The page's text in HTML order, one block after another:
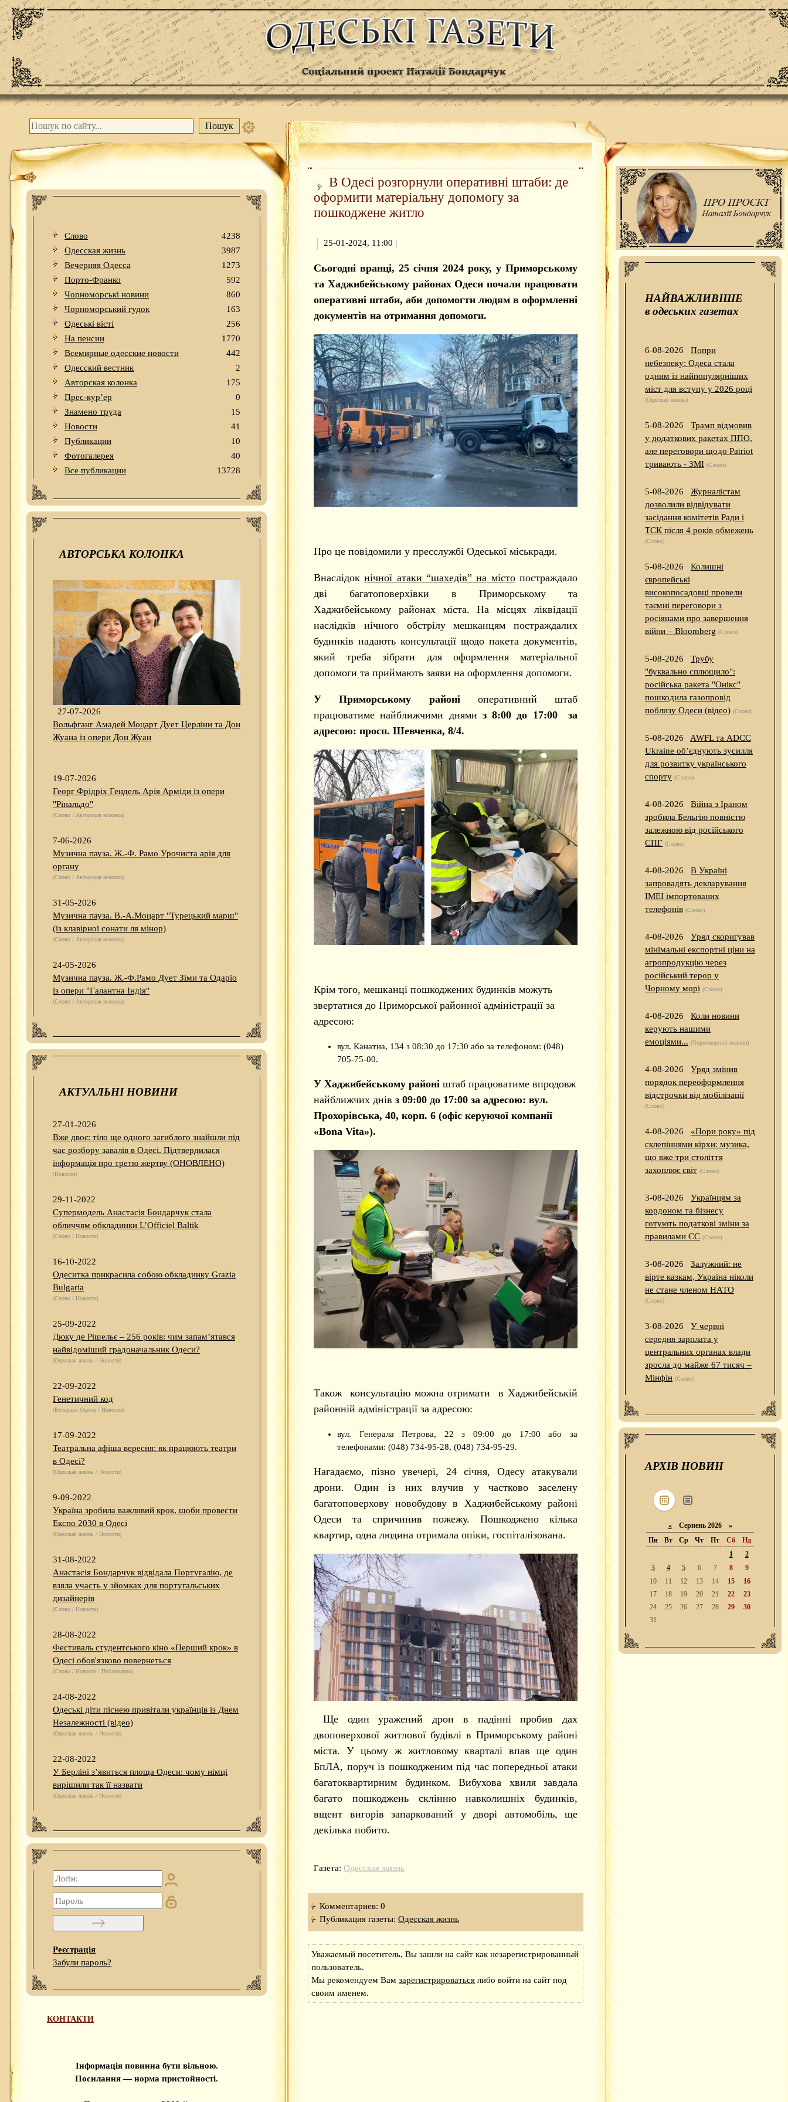
Слово
4238
Одесская жизнь
3987
Вечерняя Одесса
1273
Порто-Франко
592
Чорноморські новини
860
Чорноморський гудок
163
Одеськi вiстi
256
На пенсии
1770
Всемирные одесские новости
442
Одесский вестник
2
Авторская колонка
175
Прес-кур’ер
0
Знамено труда
15
Новости
41
Публикации
10
Фотогалерея
40
Все публикации
13728
АВТОРСЬКА КОЛОНКА
27-07-2026
Вольфганг Амадей Моцарт Дует Церліни та Дон
Жуана із опери Дон Жуан
19-07-2026
Георг Фрідріх Гендель Арія Арміди із опери
"Рінальдо"
(Слово / Авторская колонка)
7-06-2026
Музична пауза. Ж.-Ф. Рамо Урочиста арія для
органу
(Слово / Авторская колонка)
31-05-2026
Музична пауза. В.-А.Моцарт "Турецький марш"
(із клавірної сонати ля мінор)
(Слово / Авторская колонка)
24-05-2026
Музична пауза. Ж.-Ф.Рамо Дует Зіми та Одаріо
із опери "Галантна Індія"
(Слово / Авторская колонка)
АКТУАЛЬНІ НОВИНИ
27-01-2026
Вже двоє: тіло ще одного загиблого знайшли під
час розбору завалів в Одесі. Підтвердилася
інформація про третю жертву (ОНОВЛЕНО)
(Новости)
29-11-2022
Супермодель Анастасія Бондарчук стала
обличчям обкладинки L’Officiel Baltik
(Слово / Новости)
16-10-2022
Одеситка прикрасила собою обкладинку Grazia
Bulgaria
(Слово / Новости)
25-09-2022
Дюку де Рішельє – 256 років: чим запам’ятався
найвідоміший градоначальник Одеси?
(Одесская жизнь / Новости)
22-09-2022
Генетичний код
(Вечерняя Одесса / Новости)
17-09-2022
Театральна афіша вересня: як працюють театри
в Одесі?
(Одесская жизнь / Новости)
9-09-2022
Україна зробила важливий крок, щоби провести
Експо 2030 в Одесі
(Одесская жизнь / Новости)
31-08-2022
Анастасія Бондарчук відвідала Португалію, де
взяла участь у зйомках для португальських
дизайнерів
(Слово / Новости)
28-08-2022
Фестиваль студентського кіно «Перший крок» в
Одесі обов'язково повернеться
(Слово / Новости / Публикации)
24-08-2022
Одеські діти піснею привітали українців із Днем
Незалежності (відео)
(Одесская жизнь / Новости)
22-08-2022
У Берліні з’явиться площа Одеси: чому німці
вирішили так її назвати
(Одесская жизнь / Новости)
Реєстрація
Забули пароль?
КОНТАКТИ
Інформація повинна бути вільною.
Посилання — норма пристойності.
В Одесі розгорнули оперативні штаби: де
оформити матеріальну допомогу за
пошкоджене житло
25-01-2024, 11:00 |
Сьогодні вранці, 25 січня 2024 року, у Приморському
та Хаджибейському районах Одеси почали працювати
оперативні штаби, аби допомогти людям в оформленні
документів на отримання допомоги.
Про це повідомили у пресслужбі Одеської міськради.
Внаслідок нічної атаки “шахедів” на місто постраждало
дві багатоповерхівки в Приморському та
Хаджибейському районах міста. На місцях ліквідації
наслідків нічного обстрілу мешканцям постраждалих
будинків надають консультації щодо пакета документів,
який треба зібрати для оформлення матеріальної
допомоги та приймають заяви на оформлення допомоги.
У Приморському районі
оперативний штаб
працюватиме найближчими днями з 8:00 до 17:00 за
адресою: просп. Шевченка, 8/4.
Крім того, мешканці пошкоджених будинків можуть
звертатися до Приморської районної адміністрації за
адресою:
вул. Канатна, 134 з 08:30 до 17:30 або за телефоном: (048)
705-75-00.
У Хаджибейському районі штаб працюватиме впродовж
найближчих днів з 09:00 до 17:00 за адресою: вул.
Прохорівська, 40, корп. 6 (офіс керуючої компанії
«Bona Vita»).
Також консультацію можна отримати в Хаджибейській
районній адміністрації за адресою:
вул. Генерала Петрова, 22 з 09:00 до 17:00 або за
телефонами: (048) 734-95-28, (048) 734-95-29.
Нагадаємо, пізно увечері, 24 січня, Одесу атакували
дрони. Один із них влучив у частково заселену
багатоповерхову новобудову в Хаджибейському районі
Одеси та спричинив пожежу. Пошкоджено кілька
квартир, одна людина отримала опіки, госпіталізована.
Ще один уражений дрон в падінні пробив дах
двоповерхової житлової будівлі в Приморському районі
міста. У цьому ж житловому кварталі впав ще один
БпЛА, поруч із пошкодженим під час попередньої атаки
багатоквартирним будинком. Вибухова хвиля завдала
багато пошкоджень склінню навколишніх будинків,
вщент вигорів запаркований у дворі автомобіль, ще
декілька побито.
Газета: Одесская жизнь
Комментариев: 0
Публикация газеты: Одесская жизнь
Уважаемый посетитель, Вы зашли на сайт как незарегистрированный
пользователь.
Мы рекомендуем Вам зарегистрироваться либо войти на сайт под
своим именем.
НАЙВАЖЛИВІШЕ
в одеських газетах
6-08-2026
Попри
небезпеку: Одеса стала
одним із найпопулярніших
міст для вступу у 2026 році
(Одесская жизнь)
5-08-2026
Трамп відмовив
у додаткових ракетах ППО,
але переговори щодо Patriot
тривають - ЗМІ (Слово)
5-08-2026
Журналістам
дозволили відвідувати
засідання комітетів Ради і
ТСК після 4 років обмежень
(Слово)
5-08-2026
Колишні
європейські
високопосадовці провели
таємні переговори з
росіянами про завершення
війни – Bloomberg (Слово)
5-08-2026
Трубу
"буквально сплющило":
російська ракета "Онікс"
пошкодила газопровід
поблизу Одеси (відео) (Слово)
5-08-2026
AWFL та ADCC
Ukraine об’єднують зусилля
для розвитку українського
спорту (Слово)
4-08-2026
Війна з Іраном
зробила Бельгію повністю
залежною від російського
СПГ (Слово)
4-08-2026
В Україні
запровадять декларування
IMEI імпортованих
телефонів (Слово)
4-08-2026
Уряд скоригував
мінімальні експортні ціни на
агропродукцію через
російський терор у
Чорному морі (Слово)
4-08-2026
Коли новини
керують нашими
емоціями... (Чорноморські новини)
4-08-2026
Уряд змінив
порядок переоформлення
відстрочки від мобілізації
(Слово)
4-08-2026
«Пори року» під
склепіннями кірхи: музика,
що вже три століття
захоплює світ (Слово)
3-08-2026
Українцям за
кордоном та бізнесу
готують податкові зміни за
правилами ЄС (Слово)
3-08-2026
Залужний: не
вірте казкам, Україна ніколи
не стане членом НАТО
(Слово)
3-08-2026
У червні
середня зарплата у
центральних органах влади
зросла до майже 67 тисяч –
Мінфін (Слово)
АРХІВ НОВИН
«Серпень 2026 »
Пн
Вт Ср Чт Пт Сб
Нд
1
2
3
4 5 6 7 8
9
10
11 12 13 14 15
16
17
18 19 20 21 22
23
24
25 26 27 28 29
30
31